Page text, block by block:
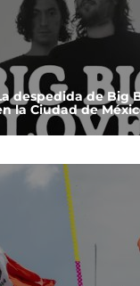
despedida de Big
la Ciudad de